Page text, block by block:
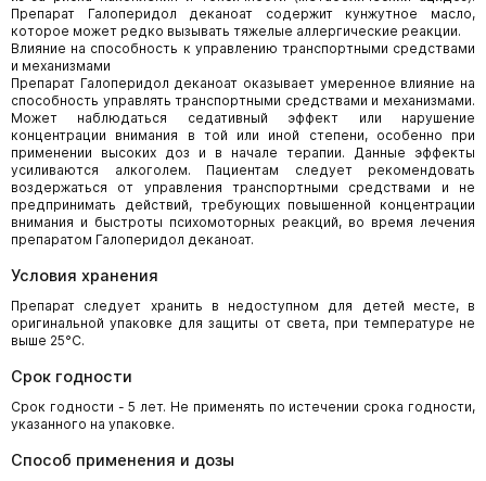
Препарат Галоперидол деканоат содержит кунжутное масло,
которое может редко вызывать тяжелые аллергические реакции.
Влияние на способность к управлению транспортными средствами
и механизмами
Препарат Галоперидол деканоат оказывает умеренное влияние на
способность управлять транспортными средствами и механизмами.
Может наблюдаться седативный эффект или нарушение
концентрации внимания в той или иной степени, особенно при
применении высоких доз и в начале терапии. Данные эффекты
усиливаются алкоголем. Пациентам следует рекомендовать
воздержаться от управления транспортными средствами и не
предпринимать действий, требующих повышенной концентрации
внимания и быстроты психомоторных реакций, во время лечения
препаратом Галоперидол деканоат.
Условия хранения
Препарат следует хранить в недоступном для детей месте, в
оригинальной упаковке для защиты от света, при температуре не
выше 25°С.
Срок годности
Срок годности - 5 лет. Не применять по истечении срока годности,
указанного на упаковке.
Способ применения и дозы